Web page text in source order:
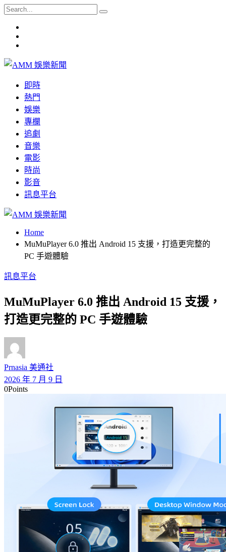
即時
熱門
娛樂
專欄
追劇
音樂
電影
時尚
影音
訊息平台
Home
MuMuPlayer 6.0 推出 Android 15 支援，打造更完整的
PC 手遊體驗
訊息平台
MuMuPlayer 6.0 推出 Android 15 支援，
打造更完整的 PC 手遊體驗
Prnasia 美通社
2026 年 7 月 9 日
0Points